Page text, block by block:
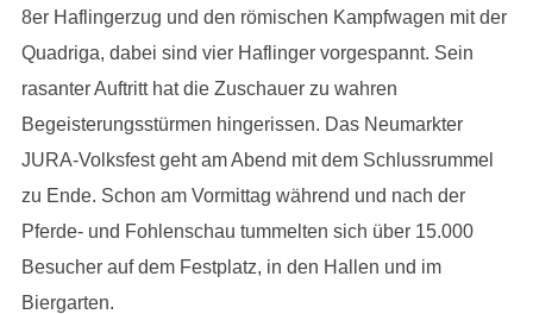
8er Haflingerzug und den römischen Kampfwagen mit der
Quadriga, dabei sind vier Haflinger vorgespannt. Sein
rasanter Auftritt hat die Zuschauer zu wahren
Begeisterungsstürmen hingerissen. Das Neumarkter
JURA-Volksfest geht am Abend mit dem Schlussrummel
zu Ende. Schon am Vormittag während und nach der
Pferde- und Fohlenschau tummelten sich über 15.000
Besucher auf dem Festplatz, in den Hallen und im
Biergarten.